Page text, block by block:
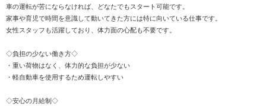
車の運転が苦にならなければ、どなたでもスタート可能です。
家事や育児で時間を意識して動いてきた方には特に向いている仕事です。
女性スタッフも活躍しており、体力面の心配も不要です。
◇負担の少ない働き方◇
・重い荷物はなく、体力的な負担が少ない
・軽自動車を使用するため運転しやすい
◇安心の月給制◇